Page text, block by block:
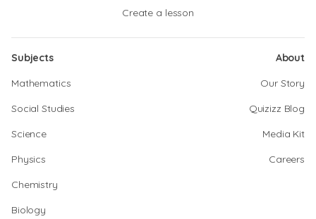
Create a lesson
Subjects
Mathematics
Social Studies
Science
Physics
Chemistry
Biology
About
Our Story
Quizizz Blog
Media Kit
Careers